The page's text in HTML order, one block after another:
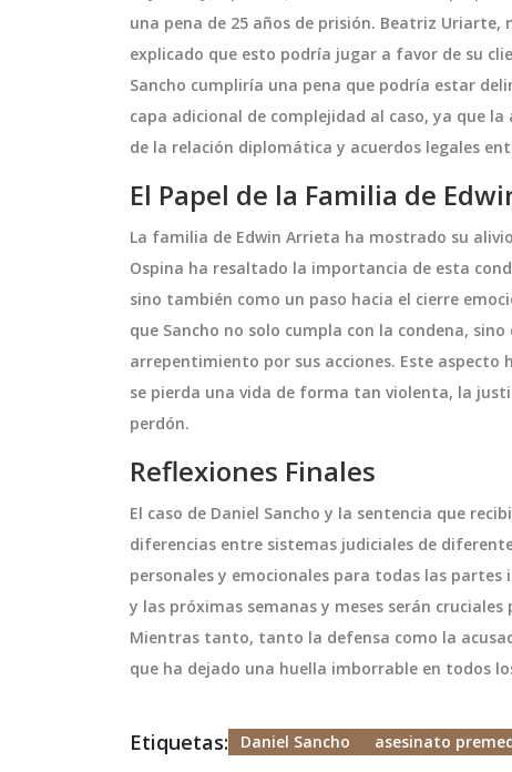
una pena de 25 años de prisión. Beatriz Uriarte,
explicado que esto podría jugar a favor de su
Sancho cumpliría una pena que podría estar
capa adicional de complejidad al caso, ya que
de la relación diplomática y acuerdos legales
El Papel de la Familia de
La familia de Edwin Arrieta ha mostrado su
Ospina ha resaltado la importancia de esta
sino también como un paso hacia el cierre
que Sancho no solo cumpla con la condena,
arrepentimiento por sus acciones. Este aspecto
se pierda una vida de forma tan violenta, la
perdón.
Reflexiones Finales
El caso de Daniel Sancho y la sentencia que
diferencias entre sistemas judiciales de
personales y emocionales para todas las
y las próximas semanas y meses serán
Mientras tanto, tanto la defensa como la
que ha dejado una huella imborrable en todos
Etiquetas: Daniel Sancho asesinato
Lima, el 30 de agosto. En países
Perú, se cree que en esta fecha
tormentas intensas. El artículo
si estas tormentas tienen una
explicación científica o si son
simplemente un mito arraigado en la
cultura popular.